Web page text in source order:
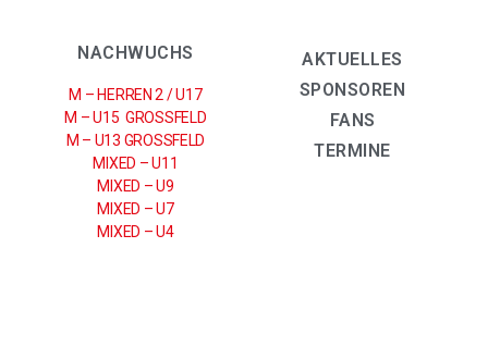
NACHWUCHS
M – HERREN 2 / U17
M – U15 GROSSFELD
M – U13 GROSSFELD
MIXED – U11
MIXED – U9
MIXED – U7
MIXED – U4
AKTUELLES
SPONSOREN
FANS
TERMINE